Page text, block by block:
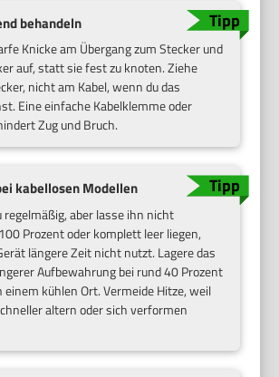
behandeln
Knicke am Übergang zum Stecker und
auf, statt sie fest zu knoten. Ziehe
nicht am Kabel, wenn du das
Eine einfache Kabelklemme oder
Zug und Bruch.
kabellosen Modellen
regelmäßig, aber lasse ihn nicht
Prozent oder komplett leer liegen,
längere Zeit nicht nutzt. Lagere das
Aufbewahrung bei rund 40 Prozent
einem kühlen Ort. Vermeide Hitze, weil
altern oder sich verformen